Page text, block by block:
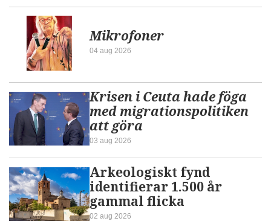
Mikrofoner
04 aug 2026
Krisen i Ceuta hade föga
med migrationspolitiken
att göra
03 aug 2026
Arkeologiskt fynd
identifierar 1.500 år
gammal flicka
02 aug 2026